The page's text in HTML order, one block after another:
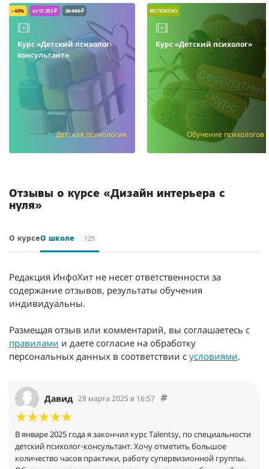
– 40% от 12 292 ₽ 20 486 ₽
Курс «Детский психолог-
консультант»
Детская психология
БЕСПЛАТНО
Курс «Детский психолог»
Обучение психологов
Отзывы о курсе «Дизайн интерьера с
нуля»
О курсеО школе 125
Редакция ИнфоХит не несет ответственности за
содержание отзывов, результаты обучения
индивидуальны.
Размещая отзыв или комментарий, вы соглашаетесь с
правилами и даете согласие на обработку
персональных данных в соответствии с условиями.
Давид 28 марта 2025 в 16:57
В январе 2025 года я закончил курс Talentsy, по специальности
детский психолог-консультант. Хочу отметить большое
количество часов практики, работу супервизионной группы.